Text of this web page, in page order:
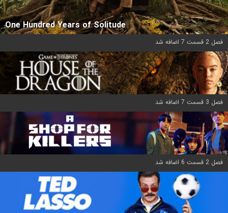
One Hundred Years of Solitude
فصل 2 قسمت 7 اضافه شد
فصل 3 قسمت 7 اضافه شد
فصل 2 قسمت 6 اضافه شد